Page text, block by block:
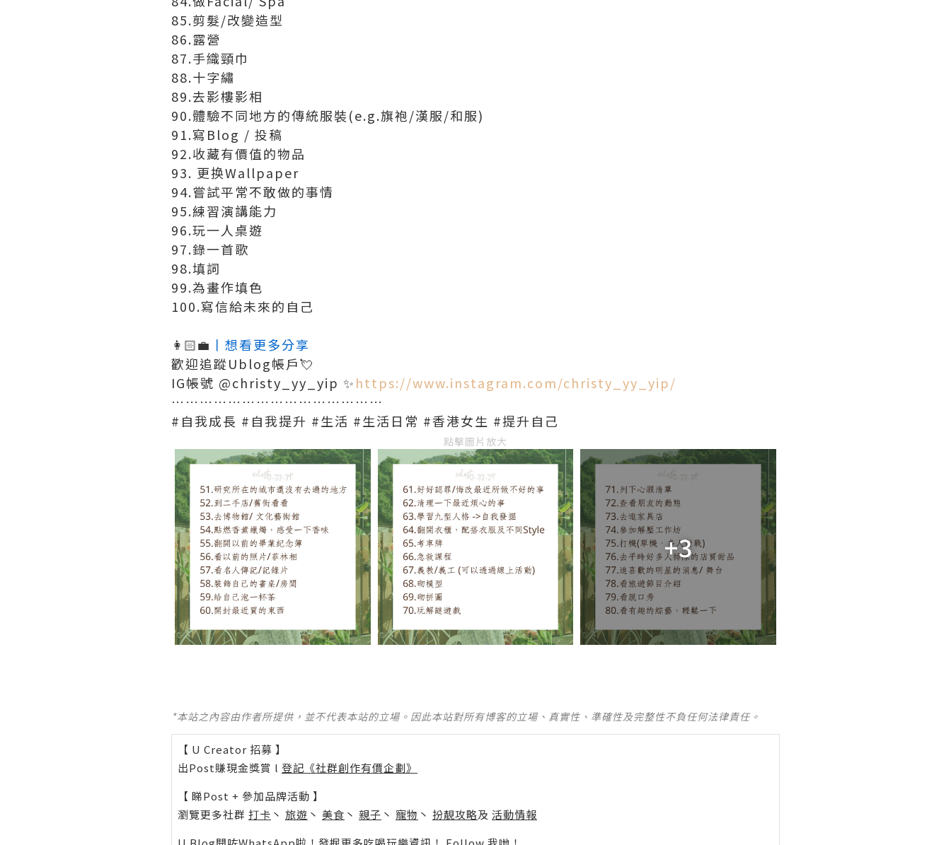
85.剪髮/改變造型
86.露營
87.手織頸巾
88.十字繡
89.去影樓影相
90.體驗不同地方的傳統服裝(e.g.旗袍/漢服/和服)
91.寫Blog / 投稿
92.收藏有價值的物品
93. 更换Wallpaper
94.嘗試平常不敢做的事情
95.練習演講能力
96.玩一人桌遊
97.錄一首歌
98.填詞
99.為畫作填色
100.寫信給未來的自己
👩🏻‍💼 丨想看更多分享
歡迎追蹤Ublog帳戶💘
IG帳號 @christy_yy_yip ✨https://www.instagram.com/christy_yy_yip/
………………………………………
#自我成長 #自我提升 #生活 #生活日常 #香港女生 #提升自己
點擊圖片放大
+3
*本站之內容由作者所提供，並不代表本站的立場。因此本站對所有博客的立場、真實性、準確性及完整性不負任何法律責任。
【 U Creator 招募 】
出Post賺現金獎賞 l 登記《社群創作有價企劃》
【 睇Post + 參加品牌活動 】
瀏覽更多社群 打卡 丶 旅遊 丶 美食 丶 親子 丶 寵物 丶 扮靚攻略及 活動情報